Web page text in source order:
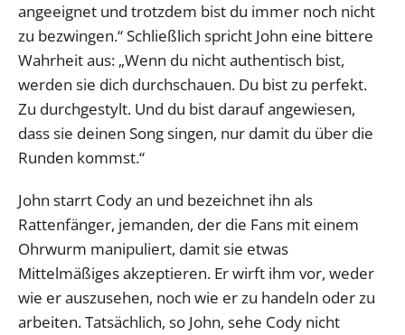
angeeignet und trotzdem bist du immer noch nicht
zu bezwingen.“ Schließlich spricht John eine bittere
Wahrheit aus: „Wenn du nicht authentisch bist,
werden sie dich durchschauen. Du bist zu perfekt.
Zu durchgestylt. Und du bist darauf angewiesen,
dass sie deinen Song singen, nur damit du über die
Runden kommst.“
John starrt Cody an und bezeichnet ihn als
Rattenfänger, jemanden, der die Fans mit einem
Ohrwurm manipuliert, damit sie etwas
Mittelmäßiges akzeptieren. Er wirft ihm vor, weder
wie er auszusehen, noch wie er zu handeln oder zu
arbeiten. Tatsächlich, so John, sehe Cody nicht